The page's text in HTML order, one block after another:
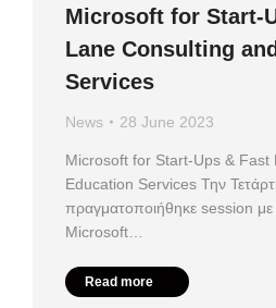
Microsoft for Start-
Lane Consulting
Services
News 28 June 2023
Microsoft for Start-Ups & Fast
Education Services Την
πραγματοποιήθηκε session
Microsoft…
Read more